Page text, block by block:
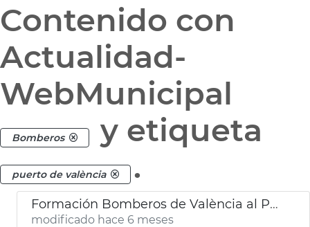
Contenido con
Actualidad-
WebMunicipal
Bomberos y etiqueta
puerto de valència .
Formación Bomberos de València al Puerto
modificado hace 6 meses